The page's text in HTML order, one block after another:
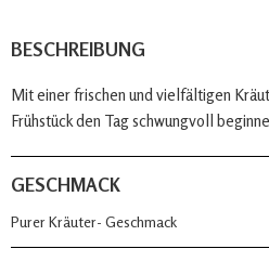
BESCHREIBUNG
Mit einer frischen und vielfältigen
Frühstück den Tag schwungvoll
GESCHMACK
Purer Kräuter- Geschmack